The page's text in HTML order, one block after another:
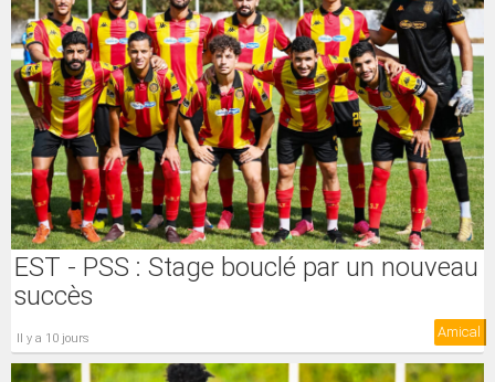
EST - PSS : Stage bouclé par un nouveau
succès
il y a 10 jours Amical